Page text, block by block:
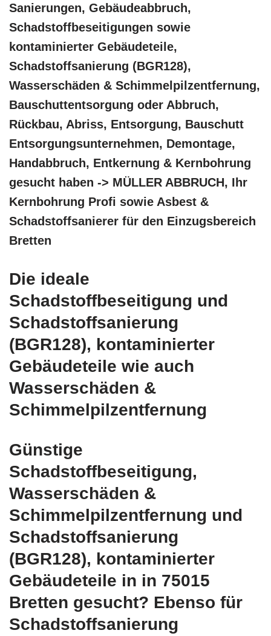
Sanierungen, Gebäudeabbruch,
Schadstoffbeseitigungen sowie
kontaminierter Gebäudeteile,
Schadstoffsanierung (BGR128),
Wasserschäden & Schimmelpilzentfernung,
Bauschuttentsorgung oder Abbruch,
Rückbau, Abriss, Entsorgung, Bauschutt
Entsorgungsunternehmen, Demontage,
Handabbruch, Entkernung & Kernbohrung
gesucht haben -> MÜLLER ABBRUCH, Ihr
Kernbohrung Profi sowie Asbest &
Schadstoffsanierer für den Einzugsbereich
Bretten
Die ideale
Schadstoffbeseitigung und
Schadstoffsanierung
(BGR128), kontaminierter
Gebäudeteile wie auch
Wasserschäden &
Schimmelpilzentfernung
Günstige
Schadstoffbeseitigung,
Wasserschäden &
Schimmelpilzentfernung und
Schadstoffsanierung
(BGR128), kontaminierter
Gebäudeteile in in 75015
Bretten gesucht? Ebenso für
Schadstoffsanierung